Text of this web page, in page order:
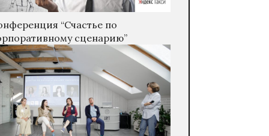
“Счастье по
сценарию”